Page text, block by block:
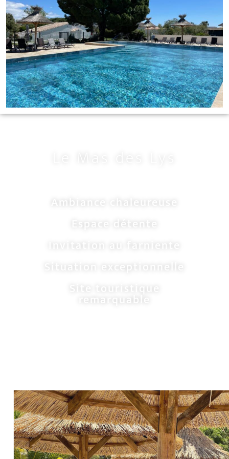
Ambiance chaleureuse
Espace détente
Invitation au farniente
Situation exceptionnelle
Site touristique
remarquable